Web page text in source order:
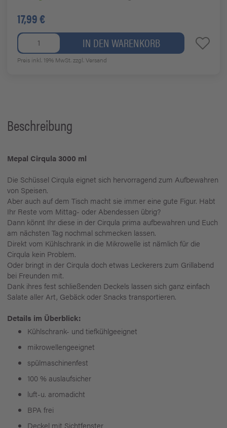
17,99 €
IN DEN WARENKORB
Preis inkl. 19% MwSt.zzgl. Versand
Beschreibung
Mepal Cirqula 3000 ml
Die Schüssel Cirqula eignet sich hervorragend zum Aufbewahren
von Speisen.
Aber auch auf dem Tisch macht sie immer eine gute Figur. Habt
Ihr Reste vom Mittag- oder Abendessen übrig?
Dann könnt Ihr diese in der Cirqula prima aufbewahren und Euch
am nächsten Tag nochmal schmecken lassen.
Direkt vom Kühlschrank in die Mikrowelle ist nämlich für die
Cirqula kein Problem.
Oder bringt in der Cirqula doch etwas Leckerers zum Grillabend
bei Freunden mit.
Dank ihres fest schließenden Deckels lassen sich ganz einfach
Salate aller Art, Gebäck oder Snacks transportieren.
Details im Überblick:
Kühlschrank- und tiefkühlgeeignet
mikrowellengeeignet
spülmaschinenfest
100 % auslaufsicher
luft-u. aromadicht
BPA frei
Deckel mit Sichtfenster